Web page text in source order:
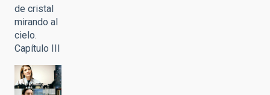
de cristal
mirando al
cielo.
Capítulo III